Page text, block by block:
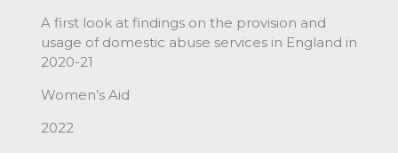
A first look at findings on the provision and
usage of domestic abuse services in England in
2020-21
Women’s Aid
2022